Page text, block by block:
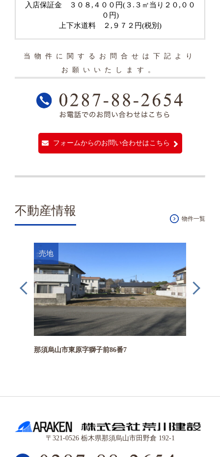
入店保証金 ３０８,４００円(３.３㎡当り２０,００
０円)
上下水道料 ２,９７２円(税別)
当物件に関するお問合せは下記より
お願いいたします。
フォームからのお問い合わせはこちら
不動産情報
物件一覧
那須烏山市東原字獅子前86番7
売地
〒321-0526 栃木県那須烏山市田野倉 192-1